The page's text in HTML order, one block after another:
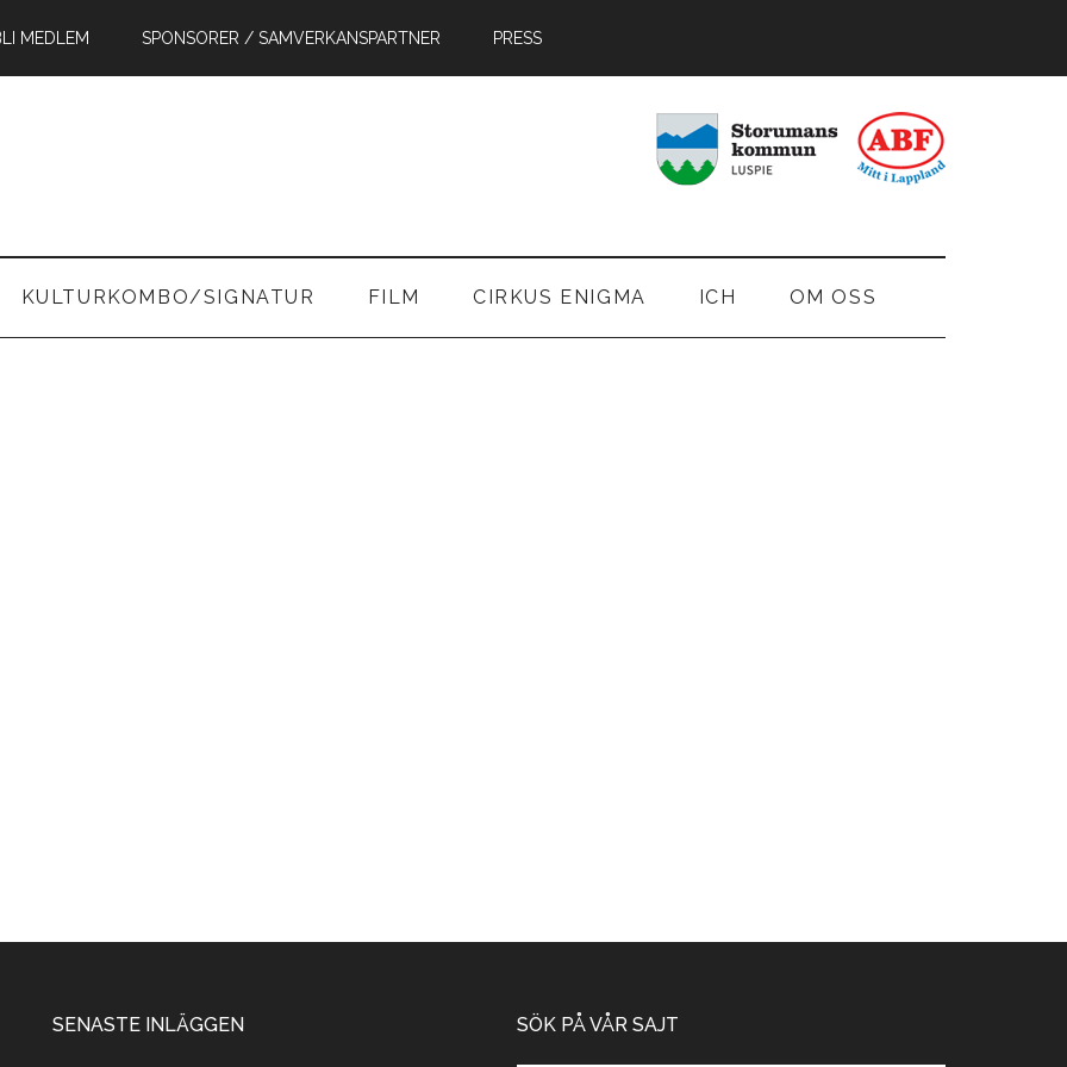
MEDLEM SPONSORER / SAMVERKANSPARTNER PRESS
KULTURKOMBO/SIGNATUR FILM CIRKUS ENIGMA ICH OM OSS
SENASTE INLÄGGEN SÖK PÅ VÅR SAJT